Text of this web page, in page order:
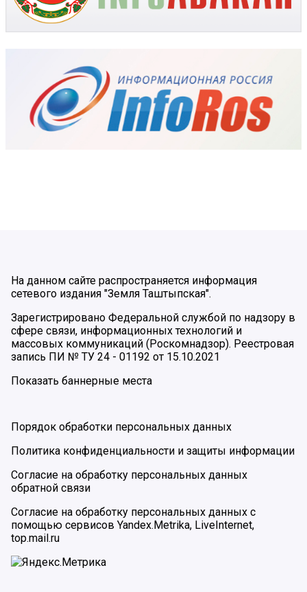
На данном сайте распространяется информация
сетевого издания "Земля Таштыпская".
Зарегистрировано Федеральной службой по надзору в
сфере связи, информационных технологий и
массовых коммуникаций (Роскомнадзор). Реестровая
запись ПИ № ТУ 24 - 01192 от 15.10.2021
Показать баннерные места
Порядок обработки персональных данных
Политика конфиденциальности и защиты информации
Согласие на обработку персональных данных
обратной связи
Согласие на обработку персональных данных с
помощью сервисов Yandex.Metrika, LiveInternet,
top.mail.ru